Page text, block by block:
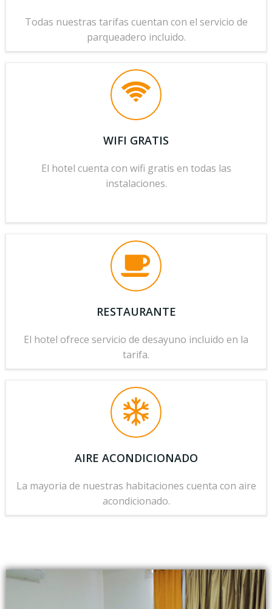
Todas nuestras tarifas cuentan con el servicio de
parqueadero incluido.
WIFI GRATIS
El hotel cuenta con wifi gratis en todas las
instalaciones.
RESTAURANTE
El hotel ofrece servicio de desayuno incluido en la
tarifa.
AIRE ACONDICIONADO
La mayoria de nuestras habitaciones cuenta con aire
acondicionado.